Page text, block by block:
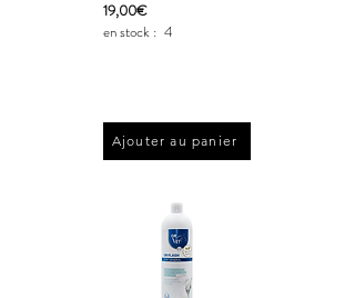
19,00€
en stock : 4
Ajouter au panier